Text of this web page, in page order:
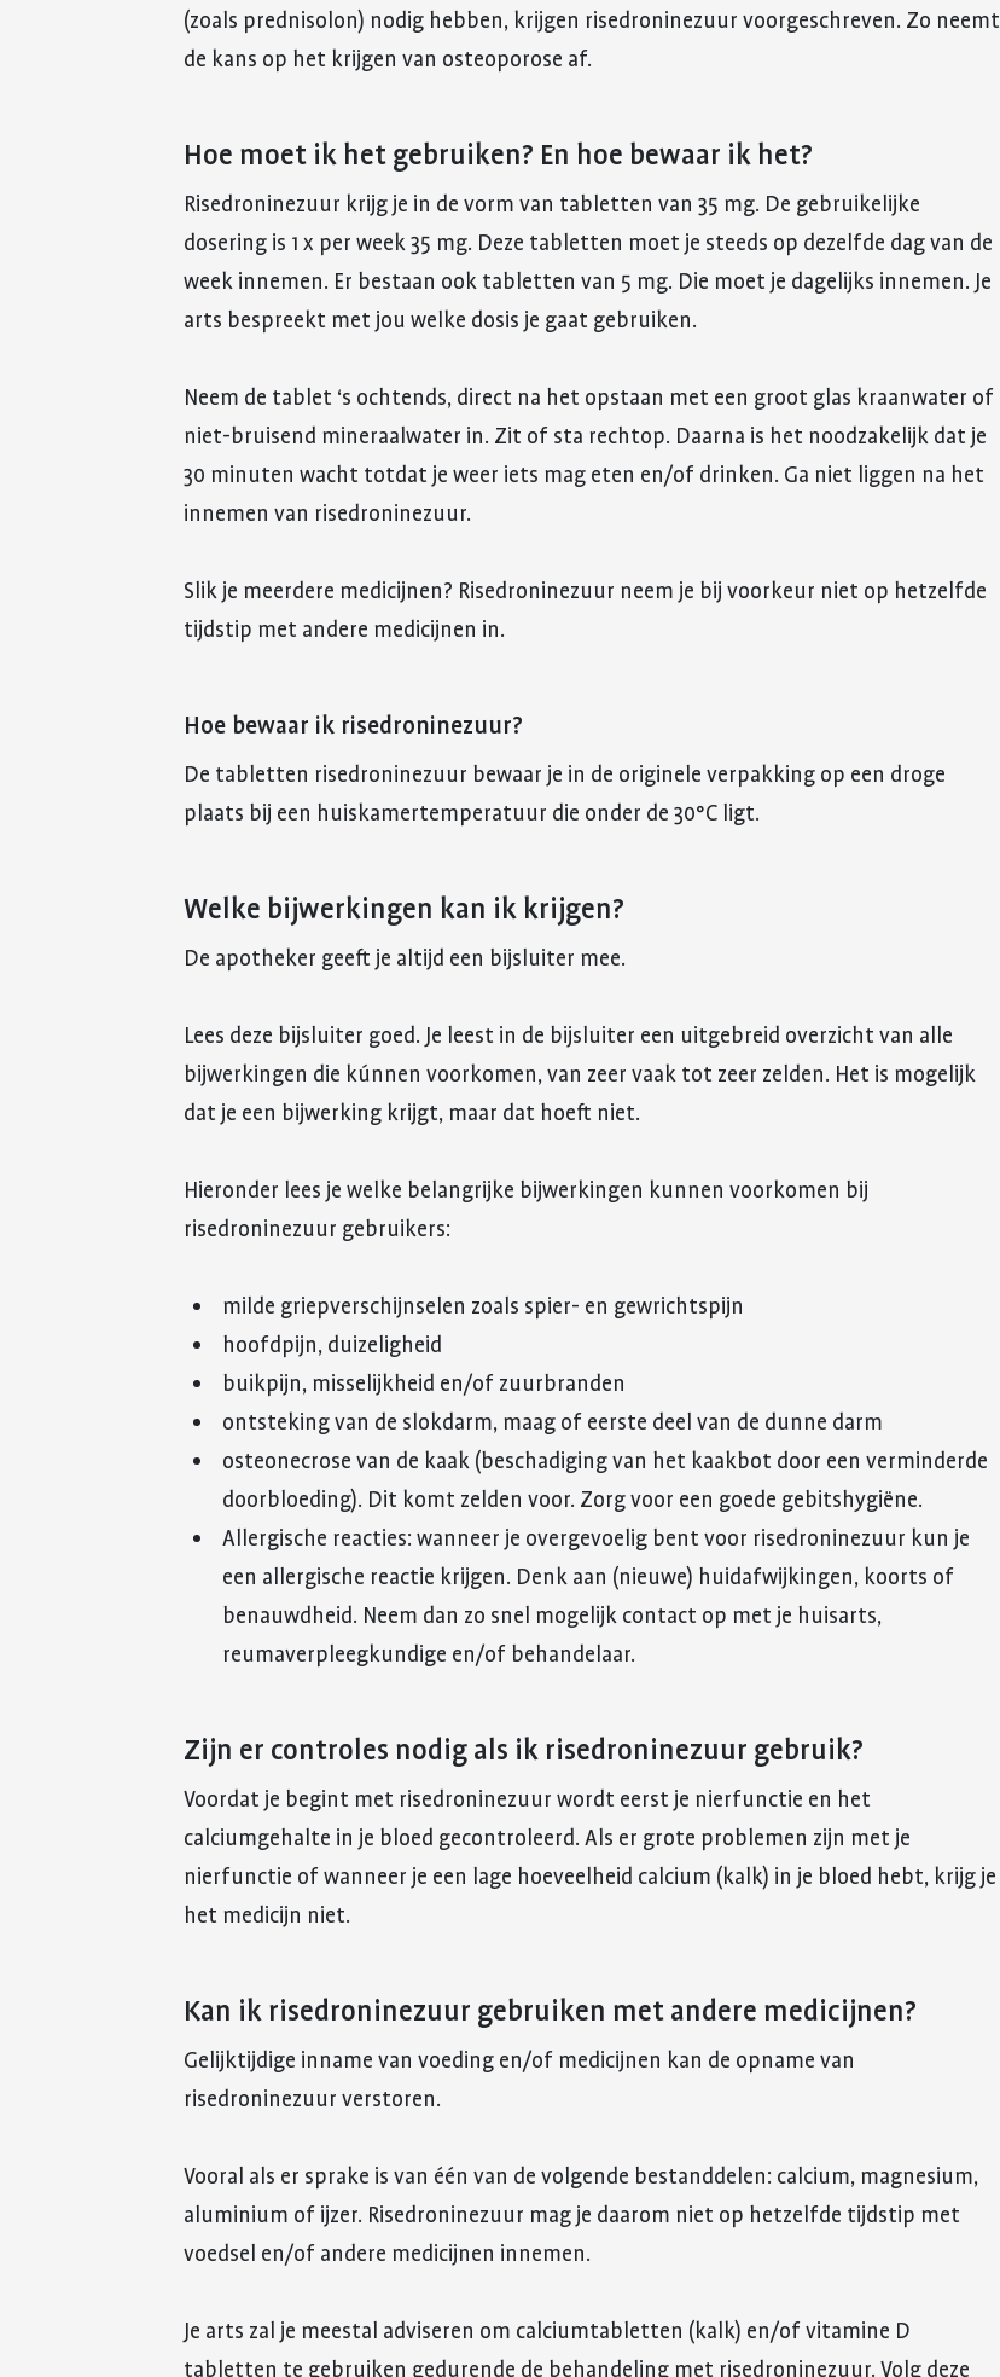
(zoals prednisolon) nodig hebben, krijgen risedroninezuur voorgeschreven. Zo neemt
de kans op het krijgen van osteoporose af.
Hoe moet ik het gebruiken? En hoe bewaar ik het?
Risedroninezuur krijg je in de vorm van tabletten van 35 mg. De gebruikelijke
dosering is 1 x per week 35 mg. Deze tabletten moet je steeds op dezelfde dag van de
week innemen. Er bestaan ook tabletten van 5 mg. Die moet je dagelijks innemen. Je
arts bespreekt met jou welke dosis je gaat gebruiken.
Neem de tablet ‘s ochtends, direct na het opstaan met een groot glas kraanwater of
niet-bruisend mineraalwater in. Zit of sta rechtop. Daarna is het noodzakelijk dat je
30 minuten wacht totdat je weer iets mag eten en/of drinken. Ga niet liggen na het
innemen van risedroninezuur.
Slik je meerdere medicijnen? Risedroninezuur neem je bij voorkeur niet op hetzelfde
tijdstip met andere medicijnen in.
Hoe bewaar ik risedroninezuur?
De tabletten risedroninezuur bewaar je in de originele verpakking op een droge
plaats bij een huiskamertemperatuur die onder de 30°C ligt.
Welke bijwerkingen kan ik krijgen?
De apotheker geeft je altijd een bijsluiter mee.
Lees deze bijsluiter goed. Je leest in de bijsluiter een uitgebreid overzicht van alle
bijwerkingen die kúnnen voorkomen, van zeer vaak tot zeer zelden. Het is mogelijk
dat je een bijwerking krijgt, maar dat hoeft niet.
Hieronder lees je welke belangrijke bijwerkingen kunnen voorkomen bij
risedroninezuur gebruikers:
milde griepverschijnselen zoals spier- en gewrichtspijn
hoofdpijn, duizeligheid
buikpijn, misselijkheid en/of zuurbranden
ontsteking van de slokdarm, maag of eerste deel van de dunne darm
osteonecrose van de kaak (beschadiging van het kaakbot door een verminderde
doorbloeding). Dit komt zelden voor. Zorg voor een goede gebitshygiëne.
Allergische reacties: wanneer je overgevoelig bent voor risedroninezuur kun je
een allergische reactie krijgen. Denk aan (nieuwe) huidafwijkingen, koorts of
benauwdheid. Neem dan zo snel mogelijk contact op met je huisarts,
reumaverpleegkundige en/of behandelaar.
Zijn er controles nodig als ik risedroninezuur gebruik?
Voordat je begint met risedroninezuur wordt eerst je nierfunctie en het
calciumgehalte in je bloed gecontroleerd. Als er grote problemen zijn met je
nierfunctie of wanneer je een lage hoeveelheid calcium (kalk) in je bloed hebt, krijg je
het medicijn niet.
Kan ik risedroninezuur gebruiken met andere medicijnen?
Gelijktijdige inname van voeding en/of medicijnen kan de opname van
risedroninezuur verstoren.
Vooral als er sprake is van één van de volgende bestanddelen: calcium, magnesium,
aluminium of ijzer. Risedroninezuur mag je daarom niet op hetzelfde tijdstip met
voedsel en/of andere medicijnen innemen.
Je arts zal je meestal adviseren om calciumtabletten (kalk) en/of vitamine D
tabletten te gebruiken gedurende de behandeling met risedroninezuur. Volg deze